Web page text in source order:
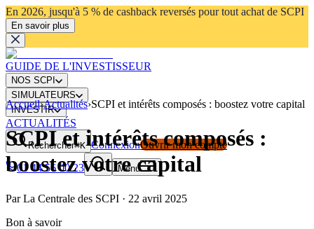
En 2026, jusqu'à 5 % de cashback reversés pour tout achat de SCPI
En savoir plus
GUIDE DE L'INVESTISSEUR
NOS SCPI
SIMULATEURS
INVESTIR
ACTUALITÉS
Rechercher⌘K ConnexionOuvrir mon compte
01 44 56 00 23
Menu
Accueil›Actualités›SCPI et intérêts composés : boostez votre capital
SCPI et intérêts composés :
boostez votre capital
Par La Centrale des SCPI · 22 avril 2025
Bon à savoir